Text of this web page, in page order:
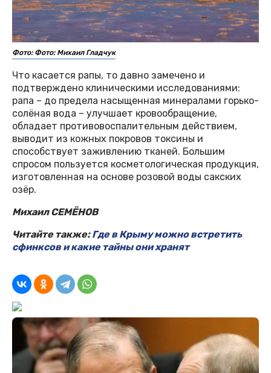
Фото: Фото: Михаил Гладчук
Что касается рапы, то давно замечено и
подтверждено клиническими исследованиями:
рапа – до предела насыщенная минералами горько-
солёная вода – улучшает кровообращение,
обладает противовоспалительным действием,
выводит из кожных покровов токсины и
способствует заживлению тканей. Большим
спросом пользуется косметологическая продукция,
изготовленная на основе розовой воды сакских
озёр.
Михаил СЕМЁНОВ
Читайте также:Где в Крыму можно встретить
сфинксов и какие тайны они хранят